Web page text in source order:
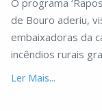
O programa
de Bouro aderiu,
embaixadoras da
incêndios rurais
Ler Mais...